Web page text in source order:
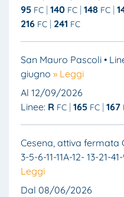
95 FC 140 FC 148 FC
216 FC 241 FC
San Mauro Pascoli •
giugno » Leggi
Al 12/09/2026
Linee: R FC 165 FC 167
Cesena, attiva fermata
3-5-6-11-11A-12- 13-21-
Leggi
Dal 08/06/2026